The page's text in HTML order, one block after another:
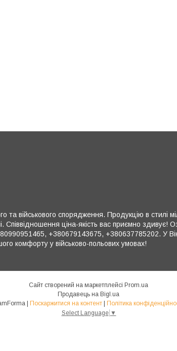
військового спорядження. Продукцію в стилі
ціна-якість вас приємно
+380679143675, +380637785202. У
комфорту у військово-польових умовах!
Сайт створений на маркетплейсі Prom.ua
Продавець на Bigl.ua
CamForma | Поскаржитися на контент | Політика
Select Language ▼